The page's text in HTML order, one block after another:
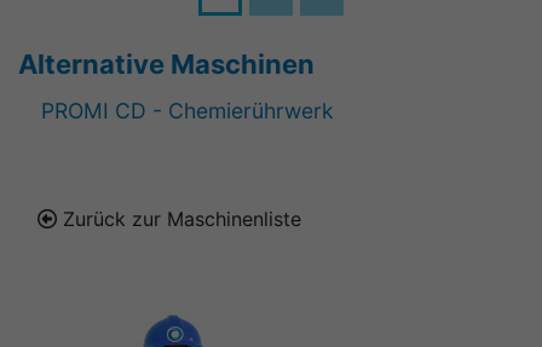
Alternative Maschinen
PROMI CD - Chemierührwerk
Zurück zur Maschinenliste